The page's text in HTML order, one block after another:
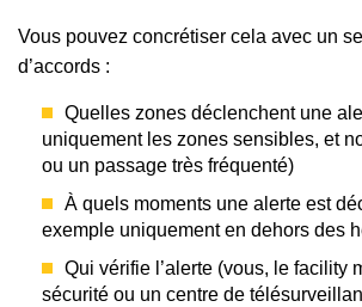
Vous pouvez concrétiser cela avec un
d’accords :
Quelles zones déclenchent une
uniquement les zones sensibles, et
ou un passage très fréquenté)
À quels moments une alerte est
exemple uniquement en dehors des
Qui vérifie l’alerte (vous, le facility
sécurité ou un centre de